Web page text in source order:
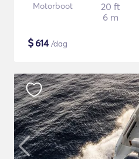
Motorboot
20 ft
6 m
$614/dag